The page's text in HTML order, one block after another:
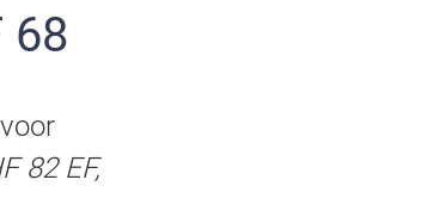
68
82 EF,